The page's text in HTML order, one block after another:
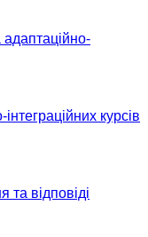
курсів
та відповіді